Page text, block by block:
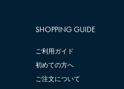
SHOPPING GUIDE
ご利用ガイド
初めての方へ
ご注文について